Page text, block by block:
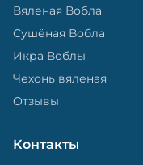
Вяленая Вобла
Сушёная Вобла
Икра Воблы
Чехонь вяленая
Отзывы
Контакты